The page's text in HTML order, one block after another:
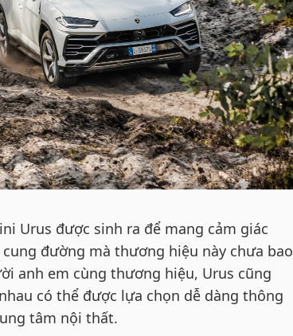
Urus được sinh ra để mang cảm giác
cung đường mà thương hiệu này chưa bao
anh em cùng thương hiệu, Urus cũng
có thể được lựa chọn dễ dàng thông
tâm nội thất.